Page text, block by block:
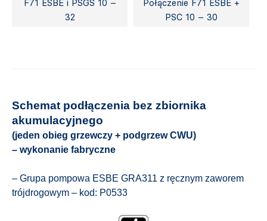
F71 ESBE i PSGS 10 –
32
Połączenie F71 ESBE +
PSC 10 – 30
Schemat podłączenia bez zbiornika
akumulacyjnego
(jeden obieg grzewczy + podgrzew CWU)
– wykonanie fabryczne
– Grupa pompowa ESBE GRA311 z ręcznym zaworem
trójdrogowym – kod: P0533